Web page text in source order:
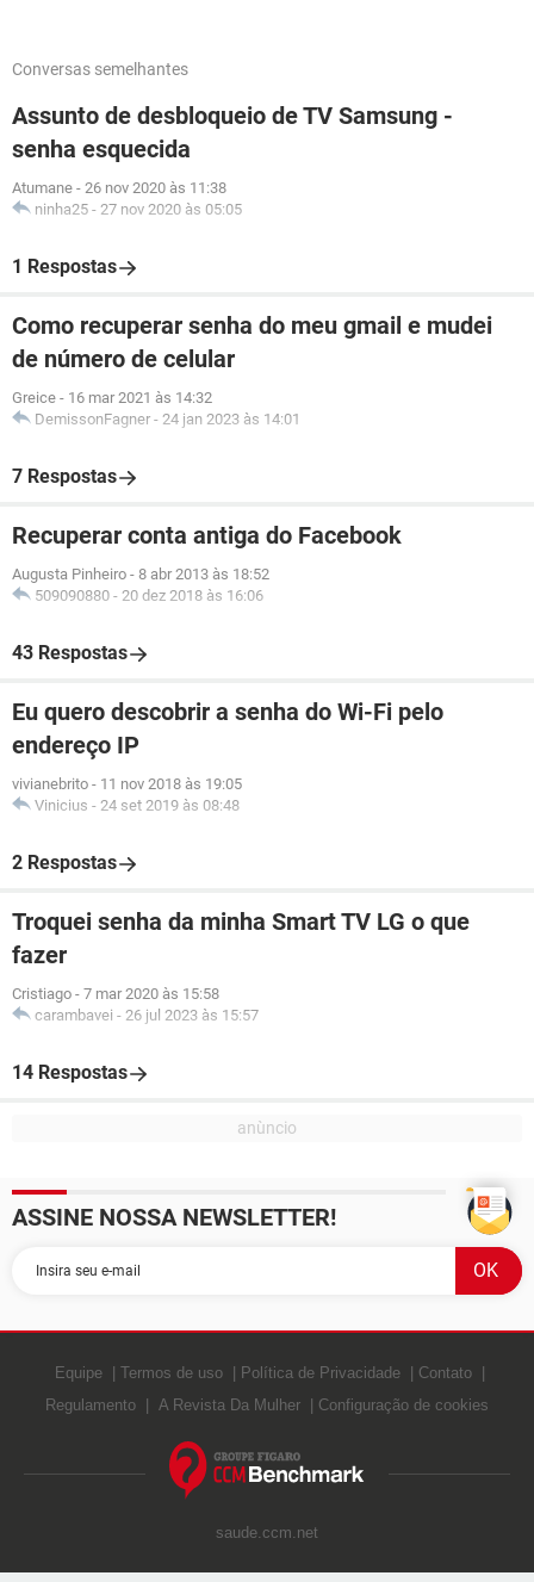
Conversas semelhantes
Assunto de desbloqueio de TV Samsung -
senha esquecida
Atumane - 26 nov 2020 às 11:38
ninha25 - 27 nov 2020 às 05:05
1 Respostas
Como recuperar senha do meu gmail e mudei
de número de celular
Greice - 16 mar 2021 às 14:32
DemissonFagner - 24 jan 2023 às 14:01
7 Respostas
Recuperar conta antiga do Facebook
Augusta Pinheiro - 8 abr 2013 às 18:52
509090880 - 20 dez 2018 às 16:06
43 Respostas
Eu quero descobrir a senha do Wi-Fi pelo
endereço IP
vivianebrito - 11 nov 2018 às 19:05
Vinicius - 24 set 2019 às 08:48
2 Respostas
Troquei senha da minha Smart TV LG o que
fazer
Cristiago - 7 mar 2020 às 15:58
carambavei - 26 jul 2023 às 15:57
14 Respostas
ASSINE NOSSA NEWSLETTER!
Equipe Termos de uso Política de Privacidade
Contato
Regulamento
A Revista Da Mulher Configuração de cookies
saude.ccm.net